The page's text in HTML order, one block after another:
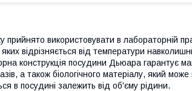
використовувати в лабораторній
відрізняється від температури
конструкція посудини Дьюара гарантує
а також біологічного матеріалу, який
в посудині залежить від об'єму рідини.